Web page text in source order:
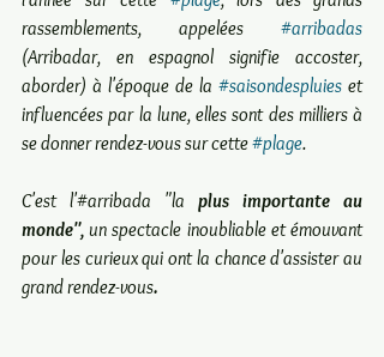
rassemblements, appelées #arribadas
(Arribadar, en espagnol signifie accoster,
aborder) à l'époque de la #saisondespluies et
influencées par la lune, elles sont des milliers à
se donner rendez-vous sur cette #plage.
C'est l'#arribada "la plus importante au
monde", un spectacle inoubliable et émouvant
pour les curieux qui ont la chance d'assister au
grand rendez-vous.